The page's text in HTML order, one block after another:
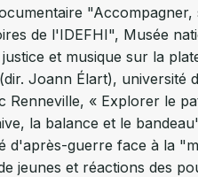
de l'IDEFHI", Musée
et musique sur la
Joann Élart), université
Renneville, « Explorer le
la balance et le
d'après-guerre face à la
jeunes et réactions des